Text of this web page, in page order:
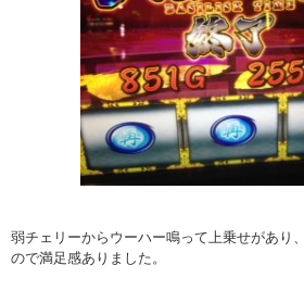
弱チェリーからウーハー鳴って上乗せがあり
ので満足感ありました。